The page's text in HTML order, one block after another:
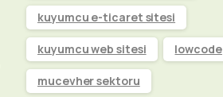
kuyumcu e-ticaret sitesi
kuyumcu web sitesi lowcode
mucevher sektoru